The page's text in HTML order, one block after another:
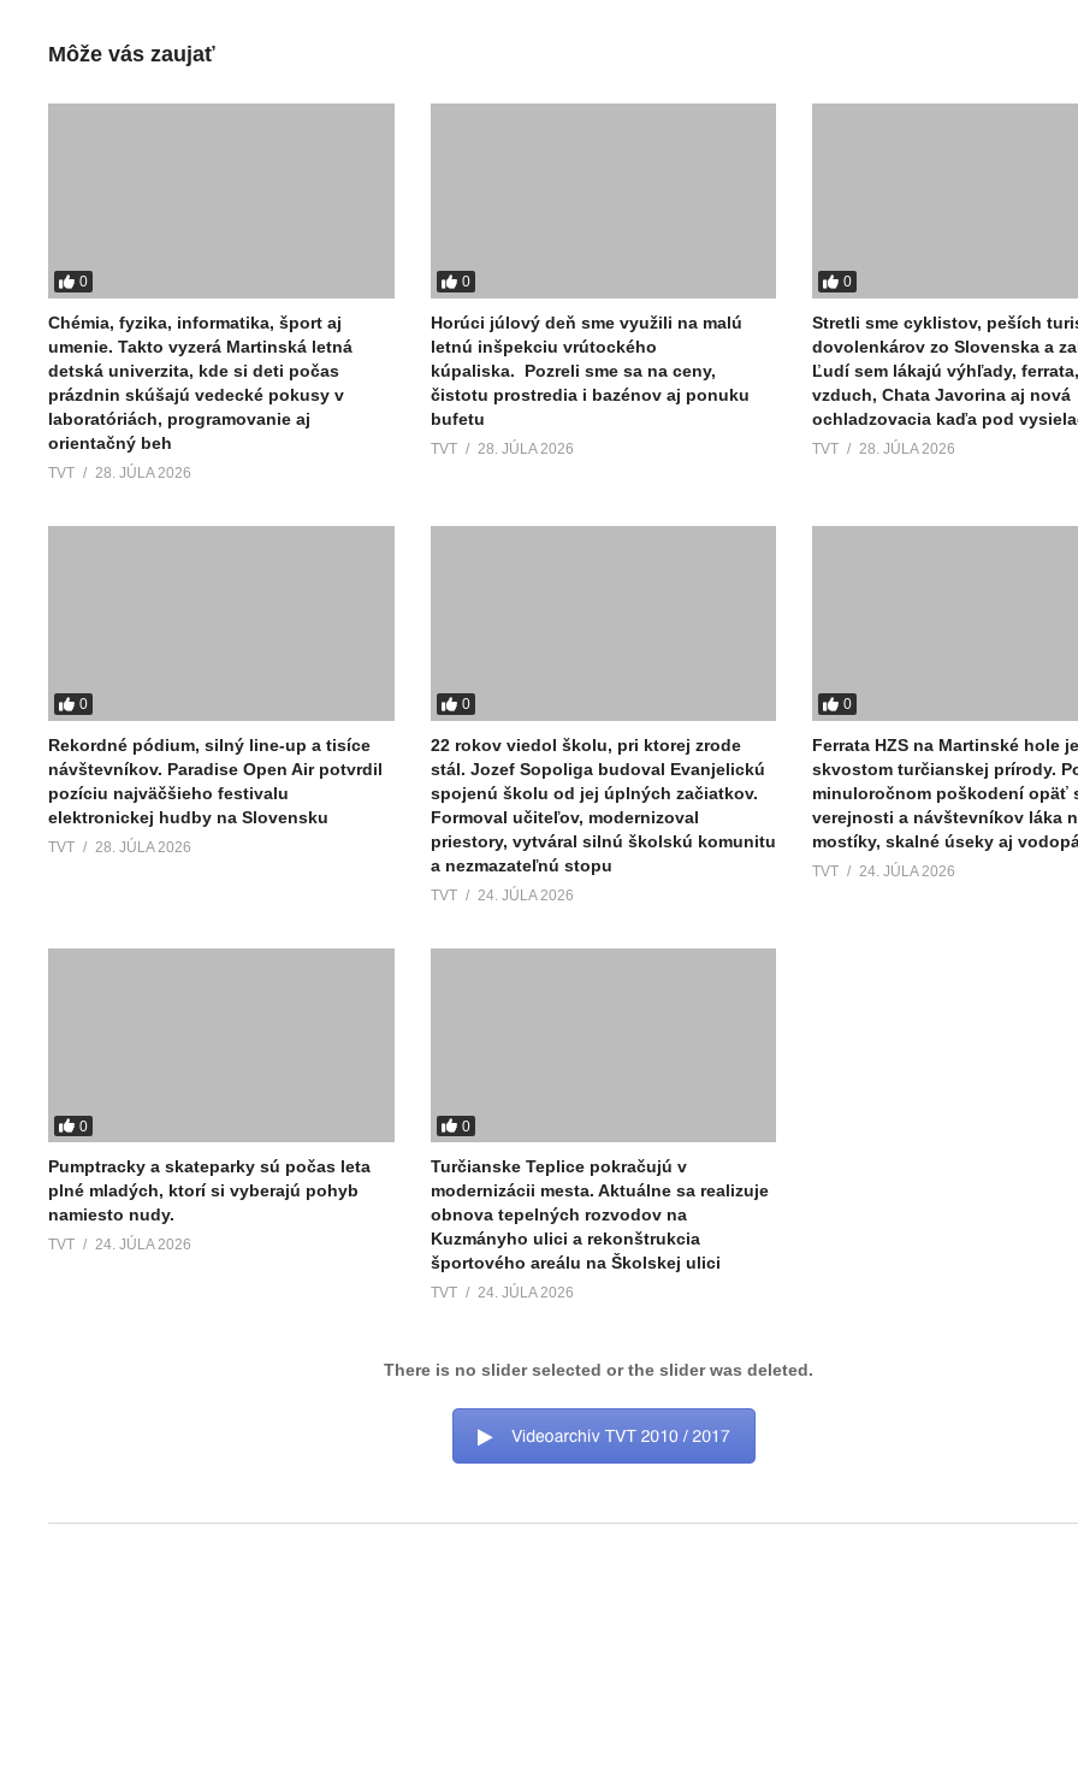
Môže vás zaujať
0
Chémia, fyzika, informatika, šport aj
umenie. Takto vyzerá Martinská letná
detská univerzita, kde si deti počas
prázdnin skúšajú vedecké pokusy v
laboratóriách, programovanie aj
orientačný beh
TVT 28. JÚLA 2026
0
Horúci júlový deň sme využili na malú
letnú inšpekciu vrútockého
kúpaliska. Pozreli sme sa na ceny,
čistotu prostredia i bazénov aj ponuku
bufetu
TVT 28. JÚLA 2026
0
Stretli sme cyklistov, peších
dovolenkárov zo Slovenska a
Ľudí sem lákajú výhľady,
vzduch, Chata Javorina aj nová
ochladzovacia kaďa pod
TVT 28. JÚLA 2026
0
Rekordné pódium, silný line-up a tisíce
návštevníkov. Paradise Open Air potvrdil
pozíciu najväčšieho festivalu
elektronickej hudby na Slovensku
TVT 28. JÚLA 2026
0
22 rokov viedol školu, pri ktorej zrode
stál. Jozef Sopoliga budoval Evanjelickú
spojenú školu od jej úplných začiatkov.
Formoval učiteľov, modernizoval
priestory, vytváral silnú školskú komunitu
a nezmazateľnú stopu
TVT 24. JÚLA 2026
0
Ferrata HZS na Martinské hole je
skvostom turčianskej prírody.
minuloročnom poškodení opäť
verejnosti a návštevníkov láka
mostíky, skalné úseky aj
TVT 24. JÚLA 2026
0
Pumptracky a skateparky sú počas leta
plné mladých, ktorí si vyberajú pohyb
namiesto nudy.
TVT 24. JÚLA 2026
0
Turčianske Teplice pokračujú v
modernizácii mesta. Aktuálne sa realizuje
obnova tepelných rozvodov na
Kuzmányho ulici a rekonštrukcia
športového areálu na Školskej ulici
TVT 24. JÚLA 2026
There is no slider selected or the slider was deleted.